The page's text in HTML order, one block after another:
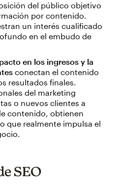
del público objetivo
por contenido.
un interés cualificado
en el embudo de
en los ingresos y la
conectan el contenido
resultados finales.
del marketing
o nuevos clientes a
contenido, obtienen
que realmente impulsa el
SEO